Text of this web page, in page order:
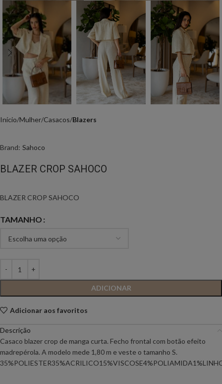
Início Mulher Casacos Blazers
Brand: Sahoco
BLAZER CROP SAHOCO
BLAZER CROP SAHOCO
TAMANHO
ADICIONAR
Adicionar aos favoritos
Descrição
Casaco blazer crop de manga curta. Fecho frontal com botão efeito
madrepérola. A modelo mede 1,80 m e veste o tamanho S.